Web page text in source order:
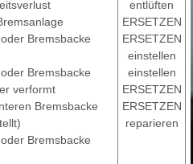
Bremsbacke
Bremsbacke
verformt
Bremsbacke
Bremsbacke
entlüften
ERSETZEN
ERSETZEN
einstellen
einstellen
ERSETZEN
ERSETZEN
reparieren